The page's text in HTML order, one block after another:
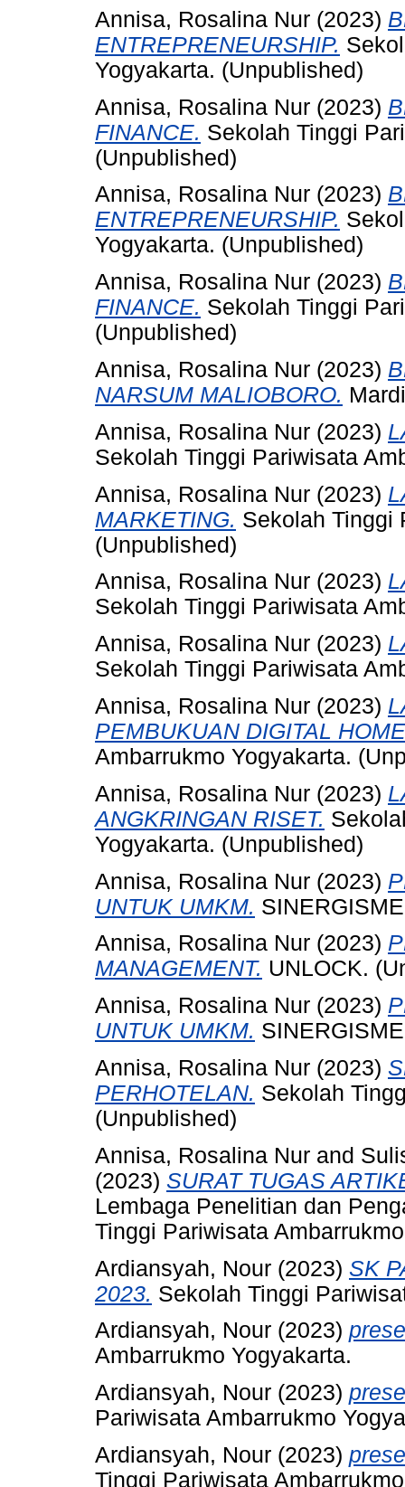
Annisa, Rosalina Nur (2023)
ENTREPRENEURSHIP.
Yogyakarta. (Unpublished)
Annisa, Rosalina Nur (2023)
FINANCE. Sekolah Tinggi
(Unpublished)
Annisa, Rosalina Nur (2023)
ENTREPRENEURSHIP.
Yogyakarta. (Unpublished)
Annisa, Rosalina Nur (2023)
FINANCE. Sekolah Tinggi
(Unpublished)
Annisa, Rosalina Nur (2023)
NARSUM MALIOBORO.
Annisa, Rosalina Nur (2023)
Sekolah Tinggi Pariwisata
Annisa, Rosalina Nur (2023)
MARKETING. Sekolah Tinggi
(Unpublished)
Annisa, Rosalina Nur (2023)
Sekolah Tinggi Pariwisata
Annisa, Rosalina Nur (2023)
Sekolah Tinggi Pariwisata
Annisa, Rosalina Nur (2023)
PEMBUKUAN DIGITAL
Ambarrukmo Yogyakarta.
Annisa, Rosalina Nur (2023)
ANGKRINGAN RISET.
Yogyakarta. (Unpublished)
Annisa, Rosalina Nur (2023)
UNTUK UMKM.
Annisa, Rosalina Nur (2023)
MANAGEMENT. UNLOCK.
Annisa, Rosalina Nur (2023)
UNTUK UMKM.
Annisa, Rosalina Nur (2023)
PERHOTELAN. Sekolah
(Unpublished)
Annisa, Rosalina Nur and
(2023) SURAT TUGAS
Lembaga Penelitian dan
Tinggi Pariwisata
Ardiansyah, Nour (2023) SK
2023. Sekolah Tinggi
Ardiansyah, Nour (2023)
Ambarrukmo Yogyakarta.
Ardiansyah, Nour (2023)
Pariwisata Ambarrukmo
Ardiansyah, Nour (2023)
Tinggi Pariwisata